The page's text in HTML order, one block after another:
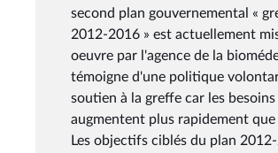
second plan gouvernemental «
2012-2016 » est actuellement
oeuvre par l'agence de la
témoigne d'une politique
soutien à la greffe car les besoins
augmentent plus rapidement
Les objectifs ciblés du plan